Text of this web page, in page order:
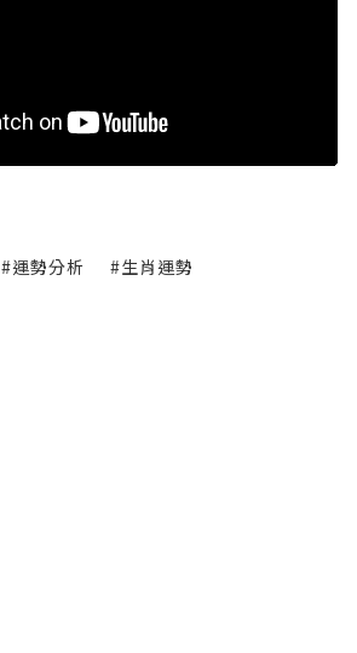
#運勢分析 #生肖運勢